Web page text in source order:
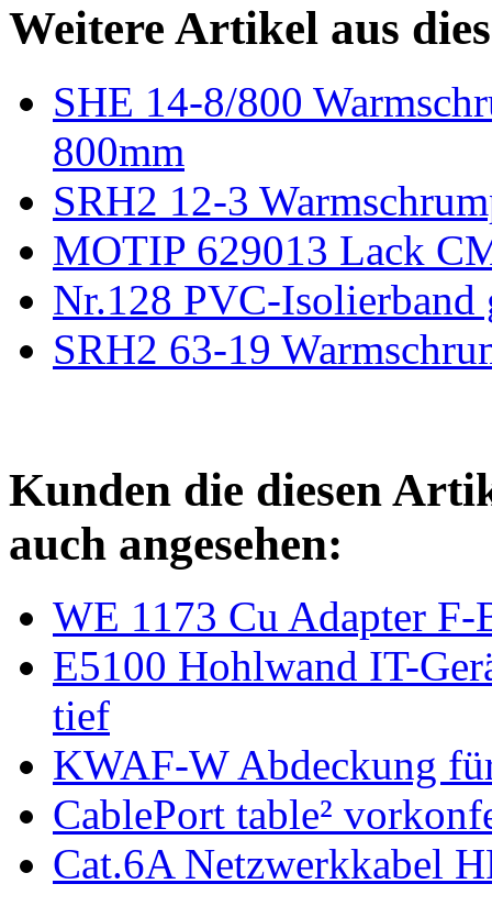
Weitere Artikel aus
SHE 14-8/800
800mm
SRH2 12-3
MOTIP 629013 Lack
Nr.128 PVC-
SRH2 63-19
Kunden die diesen
auch angesehen:
WE 1173 Cu Adapter F-
E5100 Hohlwand IT-
tief
KWAF-W Abdeckung
CablePort table²
Cat.6A Netzwerkkabel